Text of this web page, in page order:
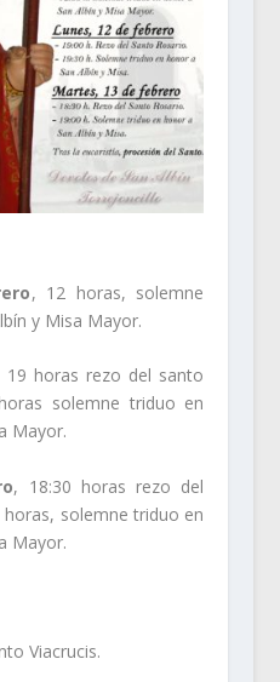
, 12 horas, solemne
y Misa Mayor.
19 horas rezo del santo
solemne triduo en
Mayor.
, 18:30 horas rezo del
solemne triduo en
Mayor.
Viacrucis.